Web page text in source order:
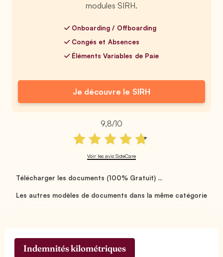
modules SIRH.
Onboarding / Offboarding
Congés et Absences
Éléments Variables de Paie
Je découvre le SIRH
9,8/10
Voir les avis SideCare
Télécharger les documents (100% Gratuit) ...
Les autres modèles de documents dans la même catégorie
Indemnités kilométriques